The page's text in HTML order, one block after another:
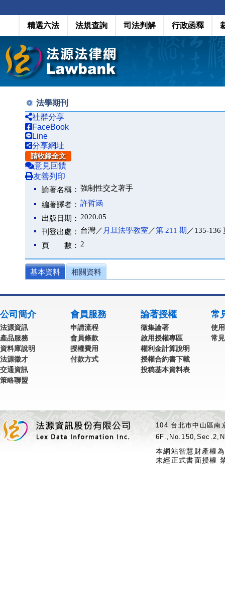
精選六法 法規查詢 司法判解 行政函釋
法學期刊
社群分享
FaceBook
Line
分享網址
請收錄全文
意見回饋
友善列印
論著名稱： 強制性交之著手
編著譯者： 許哲涵
出版日期： 2020.05
刊登出處： 台灣／ 月旦法學教室 ／第 211 期 ／135-136
頁 數： 2
基本資料 相關資料
公司簡介
法源資訊
產品服務
資料庫說明
法源徵才
交通資訊
策略聯盟
會員服務
申請流程
會員條款
授權費用
付款方式
論著授權
徵集論著
啟用授權專區
權利金計算說明
授權合約書下載
投稿基本資料表
常
使
常
104 台北市中山區
本網站智慧財產權
未經正式書面授權